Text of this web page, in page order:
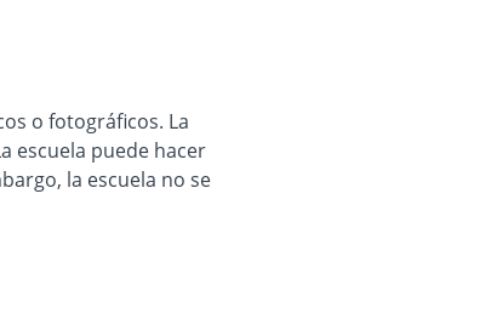
o fotográficos. La
escuela puede hacer
la escuela no se